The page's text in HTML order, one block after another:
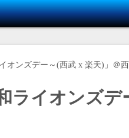
オンズデー～(西武 x 楽天)」＠
ライオンズデ